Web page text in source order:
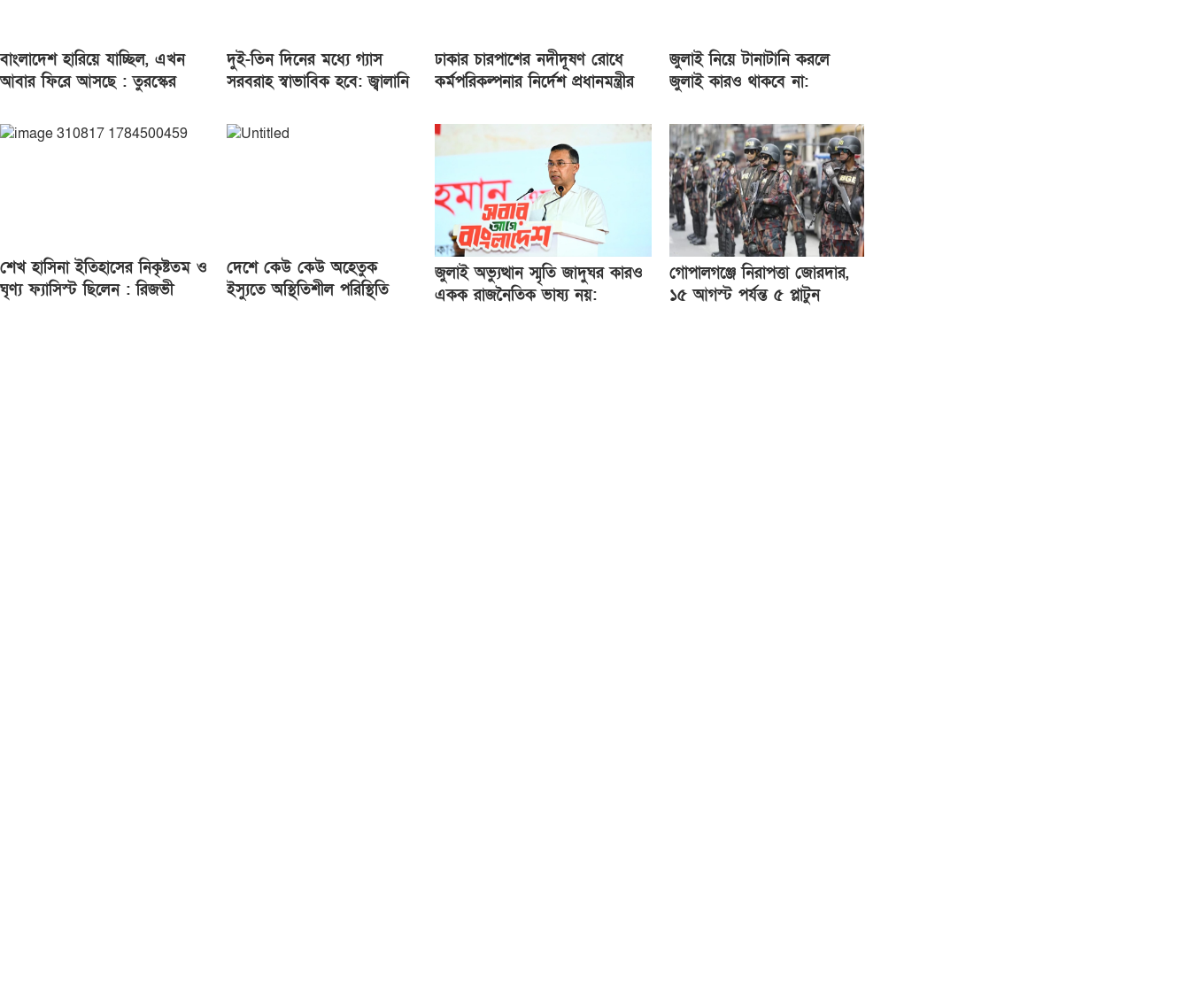
বাংলাদেশ হারিয়ে যাচ্ছিল, এখন
আবার ফিরে আসছে : তুরস্কের
দুই-তিন দিনের মধ্যে গ্যাস
সরবরাহ স্বাভাবিক হবে: জ্বালানি
ঢাকার চারপাশের নদীদূষণ রোধে
কর্মপরিকল্পনার নির্দেশ প্রধানমন্ত্রীর
জুলাই নিয়ে টানাটানি করলে
জুলাই কারও থাকবে না:
শেখ হাসিনা ইতিহাসের নিকৃষ্টতম ও
ঘৃণ্য ফ্যাসিস্ট ছিলেন : রিজভী
দেশে কেউ কেউ অহেতুক
ইস্যুতে অস্থিতিশীল পরিস্থিতি
জুলাই অভ্যুত্থান স্মৃতি জাদুঘর কারও
একক রাজনৈতিক ভাষ্য নয়:
গোপালগঞ্জে নিরাপত্তা জোরদার,
১৫ আগস্ট পর্যন্ত ৫ প্লাটুন